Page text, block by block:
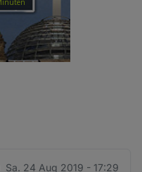
Sa. 24 Aug 2019 - 17:29